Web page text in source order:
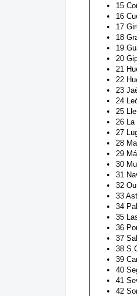
15
16
17
18
19
20
21
22
23
24
25
26 La
27
28
29
30
31
32
33
34
35
36
37
38
39
40
41
42